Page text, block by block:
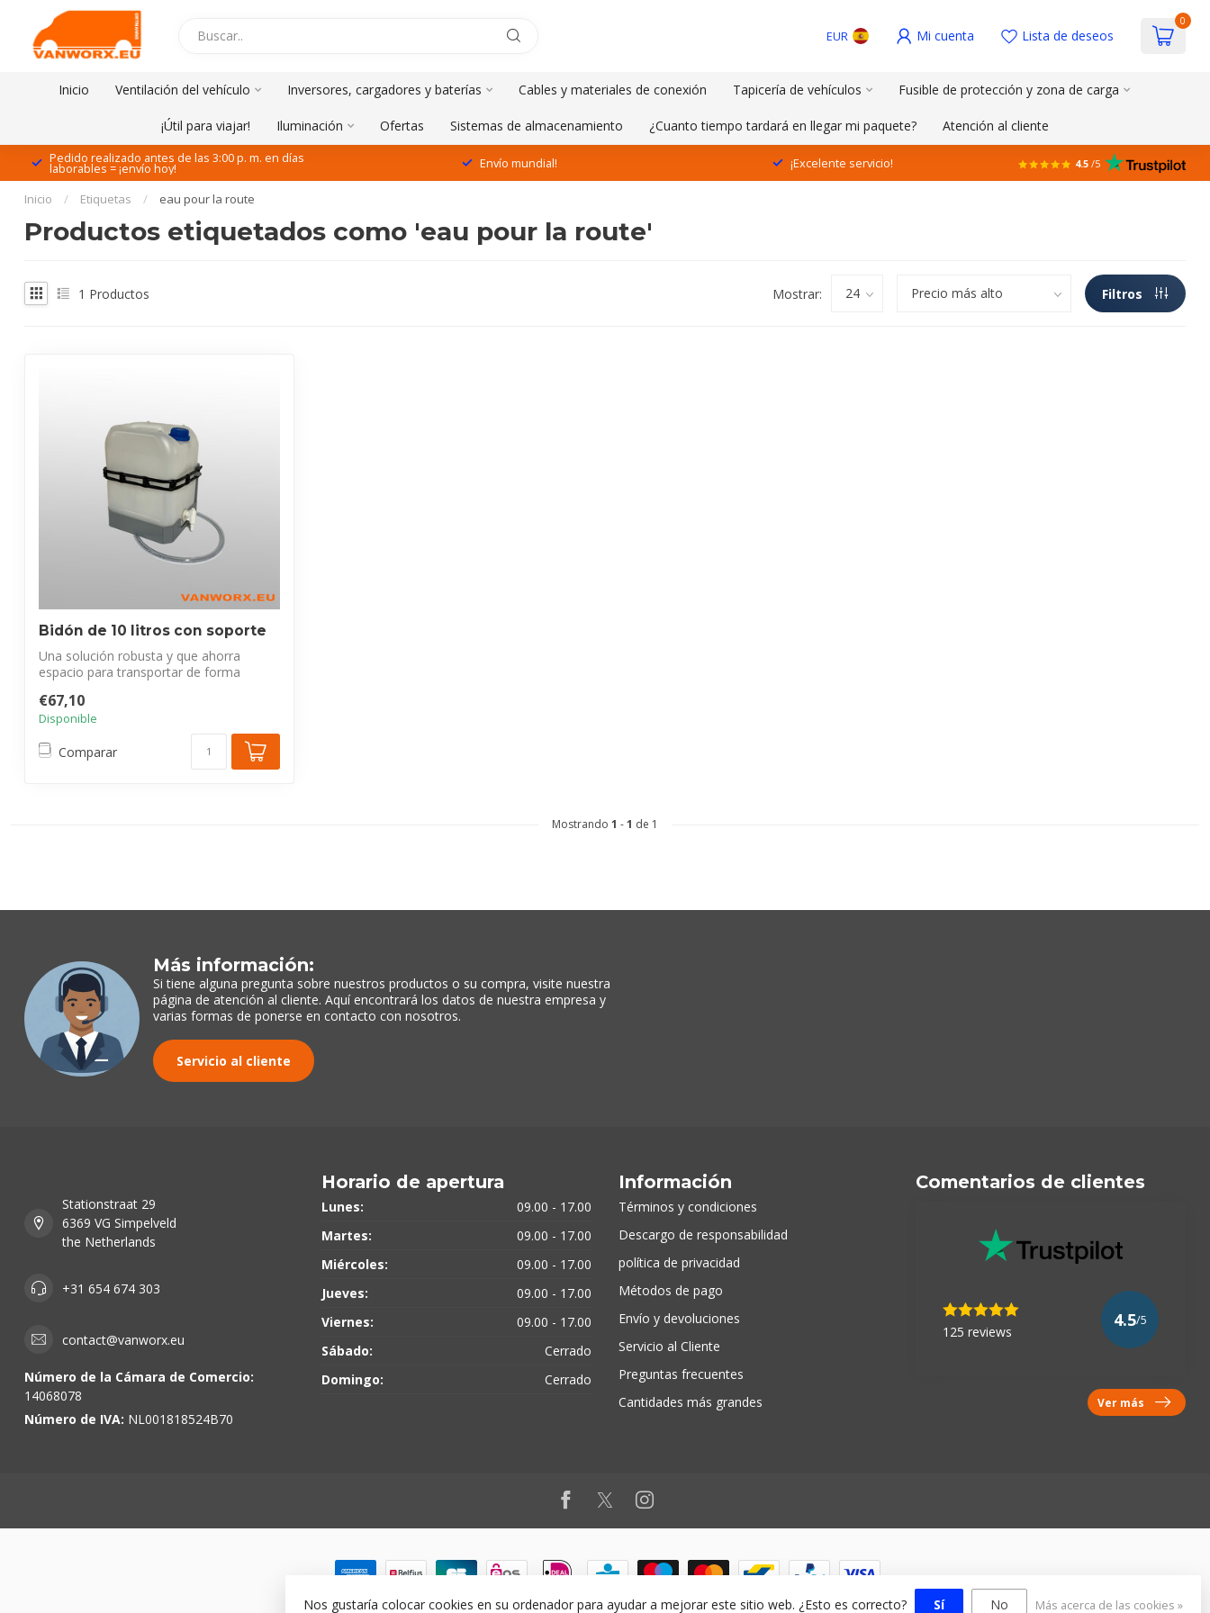
EUR Mi cuenta Lista de deseos
0
Inicio Ventilación del vehículo Inversores, cargadores y baterías Cables y materiales de conexión Tapicería de vehículos Fusible de protección y zona de carga
¡Útil para viajar! Iluminación Ofertas Sistemas de almacenamiento ¿Cuanto tiempo tardará en llegar mi paquete? Atención al cliente
Pedido realizado antes de las 3:00 p. m. en días
laborables = ¡envío hoy! Envío mundial! ¡Excelente servicio! 4.5 /5
Inicio / Etiquetas / eau pour la route
Productos etiquetados como 'eau pour la route'
1 Productos Mostrar: Filtros
Bidón de 10 litros con soporte
Una solución robusta y que ahorra
espacio para transportar de forma
€67,10
Disponible
Comparar
Mostrando 1 -1 de 1
Más información:
Si tiene alguna pregunta sobre nuestros productos o su compra, visite nuestra
página de atención al cliente. Aquí encontrará los datos de nuestra empresa y
varias formas de ponerse en contacto con nosotros.
Servicio al cliente
Stationstraat 29
6369 VG Simpelveld
the Netherlands
+31 654 674 303
contact@vanworx.eu
Número de la Cámara de Comercio:
14068078
Número de IVA: NL001818524B70
Horario de apertura
Lunes:
09.00 - 17.00
Martes:
09.00 - 17.00
Miércoles:
09.00 - 17.00
Jueves:
09.00 - 17.00
Viernes:
09.00 - 17.00
Sábado:
Cerrado
Domingo:
Cerrado
Información
Términos y condiciones
Descargo de responsabilidad
política de privacidad
Métodos de pago
Envío y devoluciones
Servicio al Cliente
Preguntas frecuentes
Cantidades más grandes
Comentarios de clientes
125 reviews
4.5/5
Ver más
© Copyright 2026
Nos gustaría colocar cookies en su ordenador para ayudar a mejorar este sitio web. ¿Esto es correcto? Sí No Más acerca de las cookies »